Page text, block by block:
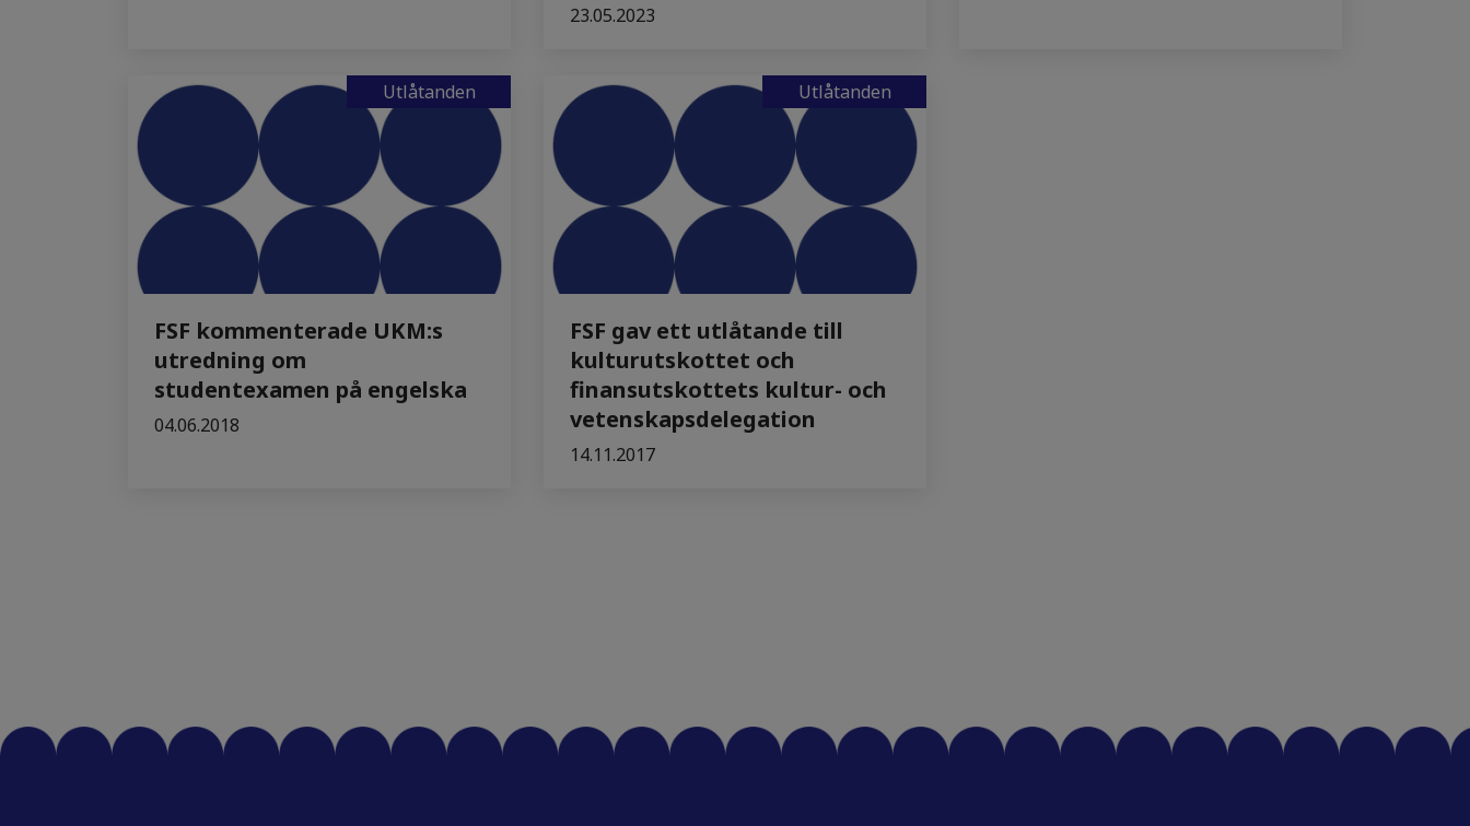
23.05.2023
Utlåtanden
FSF kommenterade UKM:s
utredning om
studentexamen på engelska
04.06.2018
Utlåtanden
FSF gav ett utlåtande till
kulturutskottet och
finansutskottets kultur- och
vetenskapsdelegation
14.11.2017